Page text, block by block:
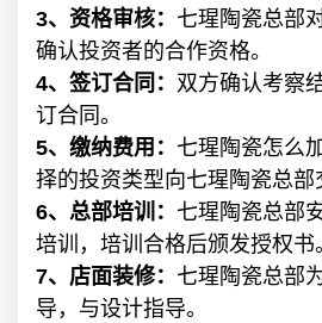
3、资格审核： 七瑆陶瓷总部
确认投资者的合作资格。
4、签订合同： 双方确认考察
订合同。
5、缴纳费用： 七瑆陶瓷怎么
择的投资类型向七瑆陶瓷总部
6、总部培训： 七瑆陶瓷总部
培训，培训合格后颁发授权书
7、店面装修： 七瑆陶瓷总部
导，与设计指导。